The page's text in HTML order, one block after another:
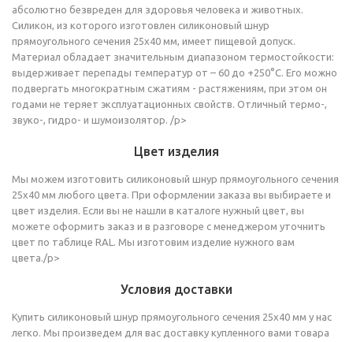
абсолютно безвреден для здоровья человека и животных.
Силикон, из которого изготовлен силиконовый шнур
прямоугольного сечения 25х40 мм, имеет пищевой допуск.
Материал обладает значительным диапазоном термостойкости:
выдерживает перепады температур от – 60 до +250°C. Его можно
подвергать многократным сжатиям - растяжениям, при этом он
годами не теряет эксплуатационных свойств. Отличный термо-,
звуко-, гидро- и шумоизолятор. /p>
Цвет изделия
Мы можем изготовить силиконовый шнур прямоугольного сечения
25х40 мм любого цвета. При оформлении заказа вы выбираете и
цвет изделия. Если вы не нашли в каталоге нужный цвет, вы
можете оформить заказ и в разговоре с менеджером уточнить
цвет по таблице RAL. Мы изготовим изделие нужного вам
цвета./p>
Условия доставки
Купить силиконовый шнур прямоугольного сечения 25х40 мм у нас
легко. Мы произведем для вас доставку купленного вами товара